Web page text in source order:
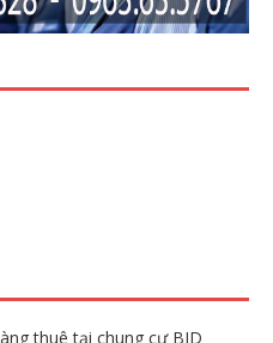
thuê tại chung cư BID